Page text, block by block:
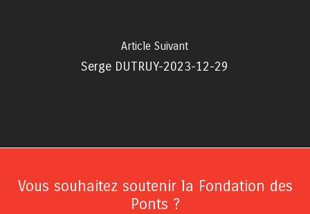
Article Suivant
Serge DUTRUY-2023-12-29
Vous souhaitez soutenir la Fondation des
Ponts ?